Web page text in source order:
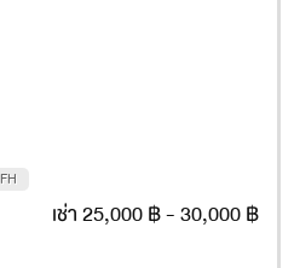
FH
เช่า 25,000 ฿ - 30,000 ฿